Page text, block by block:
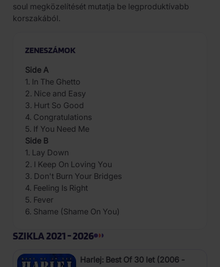
soul megközelítését mutatja be legproduktívabb
korszakából.
ZENESZÁMOK
Side A
1. In The Ghetto
2. Nice and Easy
3. Hurt So Good
4. Congratulations
5. If You Need Me
Side B
1. Lay Down
2. I Keep On Loving You
3. Don't Burn Your Bridges
4. Feeling Is Right
5. Fever
6. Shame (Shame On You)
SZIKLA 2021 - 2026
Harlej: Best Of 30 let (2006 -